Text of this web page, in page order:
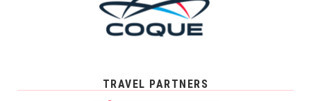
TRAVEL PARTNERS